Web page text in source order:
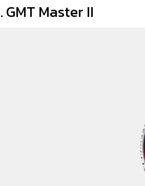
GMT Master II